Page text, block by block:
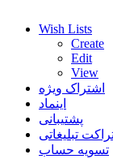
Wish Lists
Create
Edit
View
اشتراک ویژه
اینماد
پشتیبانی
تبلیغاتی
تسویه حساب